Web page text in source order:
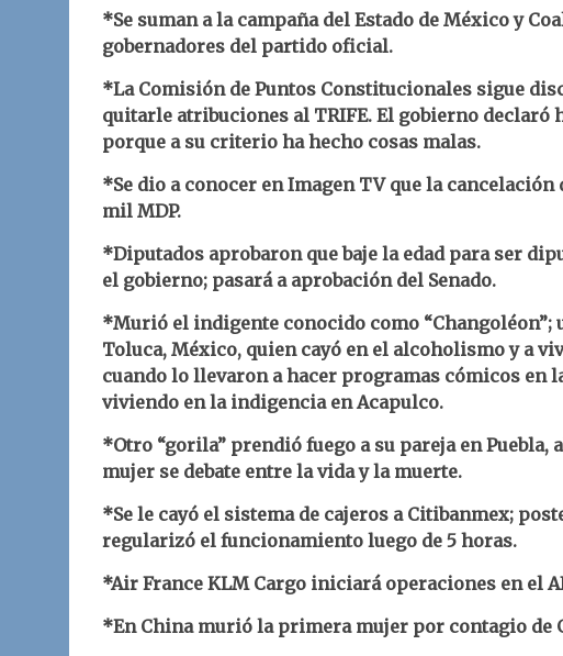
*Se suman a la campaña del Estado de México y
gobernadores del partido oficial.
*La Comisión de Puntos Constitucionales sigue
quitarle atribuciones al TRIFE. El gobierno declaró
porque a su criterio ha hecho cosas malas.
*Se dio a conocer en Imagen TV que la cancelación
mil MDP.
*Diputados aprobaron que baje la edad para ser
el gobierno; pasará a aprobación del Senado.
*Murió el indigente conocido como
Toluca, México, quien cayó en el alcoholismo y a
cuando lo llevaron a hacer programas cómicos en
viviendo en la indigencia en Acapulco.
*Otro “gorila” prendió fuego a su pareja en
mujer se debate entre la vida y la muerte.
*Se le cayó el sistema de cajeros a Citibanmex;
regularizó el funcionamiento luego de 5 horas.
*Air France KLM Cargo iniciará operaciones en el
*En China murió la primera mujer por contagio de